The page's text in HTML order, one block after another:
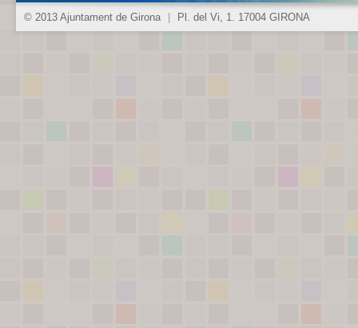
© 2013 Ajuntament de Girona Pl. del Vi, 1. 17004 GIRONA